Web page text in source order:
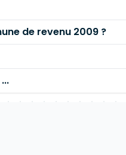
de revenu 2009 ?